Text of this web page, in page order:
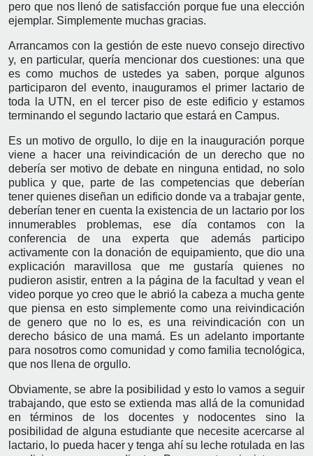
pero que nos llenó de satisfacción porque fue una elección
ejemplar. Simplemente muchas gracias.
Arrancamos con la gestión de este nuevo consejo directivo
y, en particular, quería mencionar dos cuestiones: una que
es como muchos de ustedes ya saben, porque algunos
participaron del evento, inauguramos el primer lactario de
toda la UTN, en el tercer piso de este edificio y estamos
terminando el segundo lactario que estará en Campus.
Es un motivo de orgullo, lo dije en la inauguración porque
viene a hacer una reivindicación de un derecho que no
debería ser motivo de debate en ninguna entidad, no solo
publica y que, parte de las competencias que deberían
tener quienes diseñan un edificio donde va a trabajar gente,
deberían tener en cuenta la existencia de un lactario por los
innumerables problemas, ese día contamos con la
conferencia de una experta que además participo
activamente con la donación de equipamiento, que dio una
explicación maravillosa que me gustaría quienes no
pudieron asistir, entren a la página de la facultad y vean el
video porque yo creo que le abrió la cabeza a mucha gente
que piensa en esto simplemente como una reivindicación
de genero que no lo es, es una reivindicación con un
derecho básico de una mamá. Es un adelanto importante
para nosotros como comunidad y como familia tecnológica,
que nos llena de orgullo.
Obviamente, se abre la posibilidad y esto lo vamos a seguir
trabajando, que esto se extienda mas allá de la comunidad
en términos de los docentes y nodocentes sino la
posibilidad de alguna estudiante que necesite acercarse al
lactario, lo pueda hacer y tenga ahí su leche rotulada en las